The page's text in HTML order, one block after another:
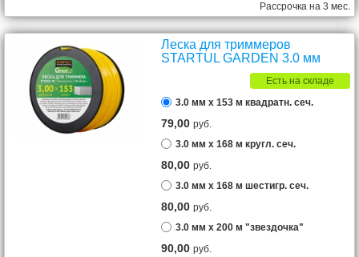
Рассрочка на 3 мес.
Леска для триммеров
STARTUL GARDEN 3.0 мм
Есть на складе
3.0 мм х 153 м квадратн. сеч.
79,00руб.
3.0 мм х 168 м кругл. сеч.
80,00руб.
3.0 мм х 168 м шестигр. сеч.
80,00руб.
3.0 мм х 200 м "звездочка"
90,00руб.